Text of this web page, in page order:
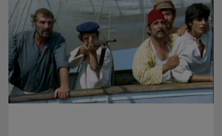
TVR lansează un apel pentru proiecte de emisiuni